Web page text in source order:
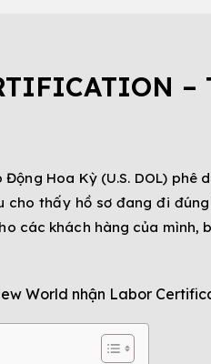
–
Động Hoa Kỳ (U.S. DOL)
thấy hồ sơ đang đi
các khách hàng của
World nhận Labor